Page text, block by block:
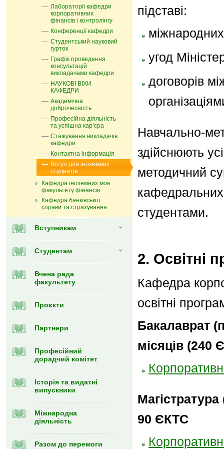
Лабораторії кафедри
корпоративних
фінансів і контролінгу
Конференції кафедри
Студентський науковий
гурток
Графік проведення
консультацій
викладачами кафедри
НАУКОВІ ВІХИ
КАФЕДРИ
Академічна
доброчесність
Професійна діяльність
та успішна карʼєра
Стажування викладачів
кафедри
Контактна інформація
Вступ для іноземних
студентів
Кафедра іноземних мов
факультету фінансів
Кафедра банківської
справи та страхування
Вступникам
Студентам
Вчена рада
факультету
Проєкти
Партнери
Професійний
дорадчий комітет
Історія та видатні
випускники
Міжнародна
діяльність
Разом до перемоги
підставі:
угод
договорів
Навчально-
здійснюють
методичний
кафедральних
студентами.
2. Освітні
Кафедра
освітні
Бакалаврат
місяців (240
90 ЄКТС